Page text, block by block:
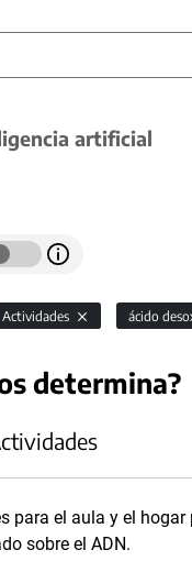
artificial
Actividades ácido
determina?
para el aula y el
sobre el ADN.